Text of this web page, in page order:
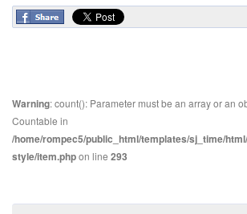
Warning: count(): Parameter must be an array or an
Countable in
/home/rompec5/public_html/templates/sj_time/
style/item.phpon line 293